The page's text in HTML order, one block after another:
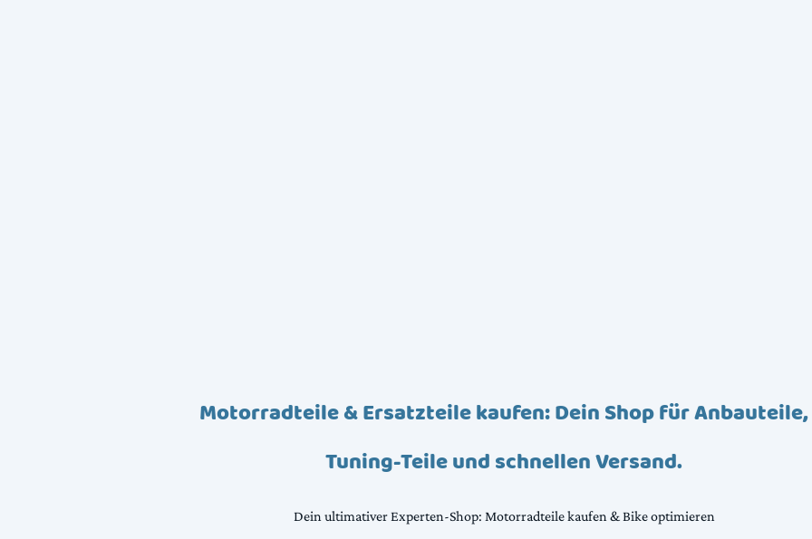
Motorradteile & Ersatzteile kaufen: Dein Shop für Anbauteile,
Tuning-Teile und schnellen Versand.
Dein ultimativer Experten-Shop: Motorradteile kaufen & Bike optimieren